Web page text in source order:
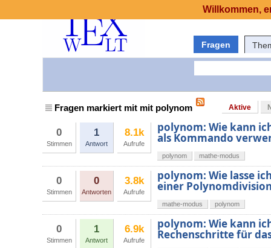
Fragen
Fragen markiert mit mit polynom Aktive
0
Stimmen
1
Antwort
8.1k
Aufrufe
polynom: Wie kann
als Kommando
polynom mathe-modus
0
Stimmen
0
Antworten
3.8k
Aufrufe
polynom: Wie lasse
einer
mathe-modus polynom
0
Stimmen
1
Antwort
6.9k
Aufrufe
polynom: Wie kann
Rechenschritte für
Willkommen,